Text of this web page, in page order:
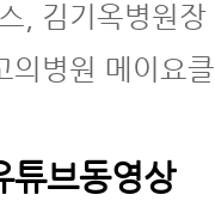
병원장 출연, 메이요클리
메이요클리닉과 모커리한
튜브동영상